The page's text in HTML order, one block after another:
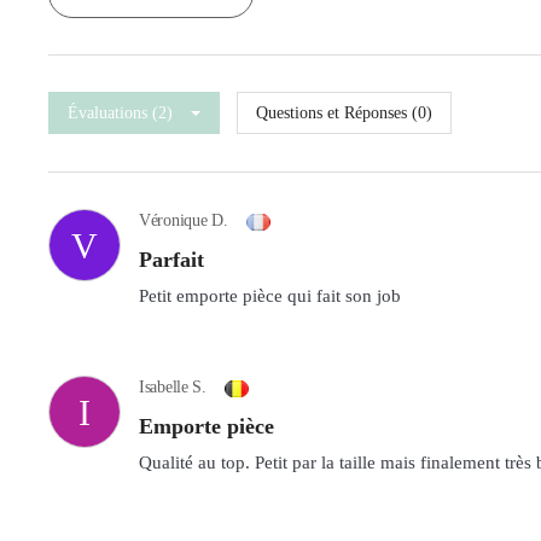
Évaluations (2) Questions et Réponses (0)
V
Véronique D.
Parfait
Petit emporte pièce qui fait son job
I
Isabelle S.
Emporte pièce
Qualité au top. Petit par la taille mais finalement très